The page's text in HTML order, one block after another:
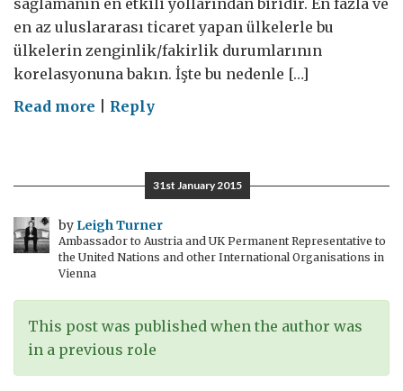
en az uluslararası ticaret yapan ülkelerle bu
ülkelerin zenginlik/fakirlik durumlarının
korelasyonuna bakın. İşte bu nedenle […]
Read more on
Havalimanı’nın
yapımı
ve
güvenliğinin
sağlanması
Reply
31st January 2015
by Leigh Turner
Ambassador to Austria and UK Permanent Representative to
the United Nations and other International Organisations in
Vienna
This post was published when the author was
in a previous role